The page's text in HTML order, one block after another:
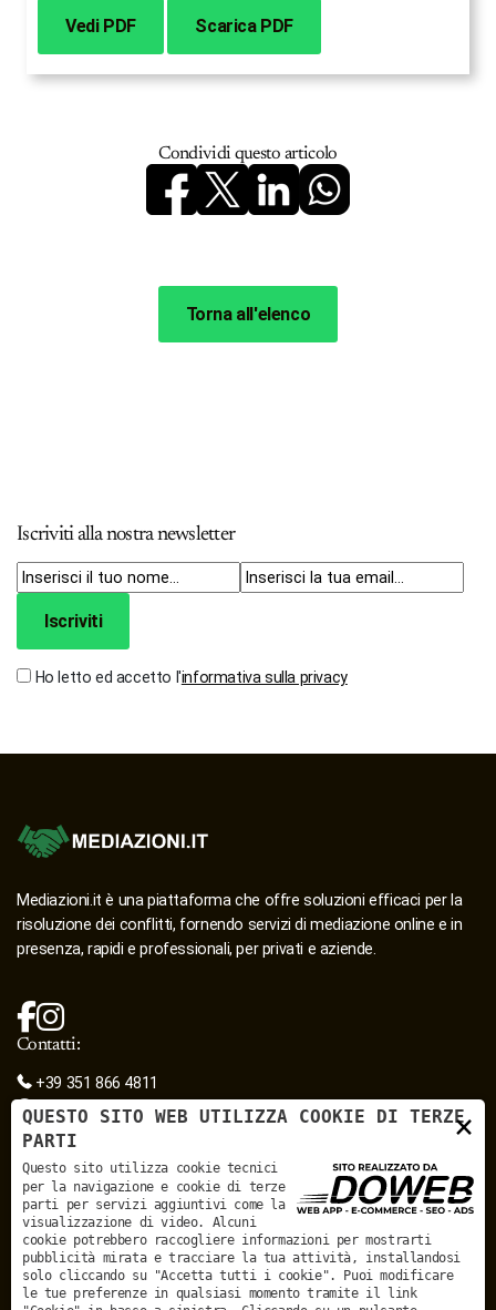
Vedi PDF Scarica PDF
Condividi questo articolo
Torna all'elenco
Iscriviti alla nostra newsletter
Iscriviti
Ho letto ed accetto l'informativa sulla privacy
Mediazioni.it è una piattaforma che offre soluzioni efficaci per la
risoluzione dei conflitti, fornendo servizi di mediazione online e in
presenza, rapidi e professionali, per privati e aziende.
Contatti:
+39 351 866 4811
mediazioni.it@mediazioni.it
segreteria@mediazioni.it
Sede legale:
Piazza Pradaval, 12/B - 37122 - Verona
Sede secondaria:
Via Giovanni Acerbi, 28 - 46100 - Mantova
Mediazioni.it - sedi in convenzione :
MEDIAZIONI.IT - SEDI IN CONVENZIONE
×
QUESTO SITO WEB UTILIZZA COOKIE DI TERZE
PARTI
Questo sito utilizza cookie tecnici
per la navigazione e cookie di terze
parti per servizi aggiuntivi come la
visualizzazione di video. Alcuni
cookie potrebbero raccogliere informazioni per mostrarti
pubblicità mirata e tracciare la tua attività, installandosi
solo cliccando su "Accetta tutti i cookie". Puoi modificare
le tue preferenze in qualsiasi momento tramite il link